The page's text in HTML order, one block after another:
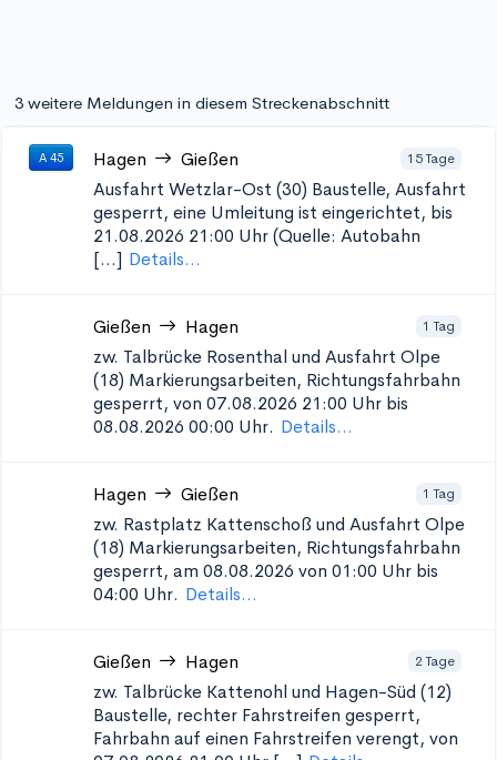
3 weitere Meldungen in diesem Streckenabschnitt
A 45 Hagen Gießen 15 Tage
Ausfahrt Wetzlar-Ost (30) Baustelle, Ausfahrt
gesperrt, eine Umleitung ist eingerichtet, bis
21.08.2026 21:00 Uhr (Quelle: Autobahn
[...] Details...
Gießen Hagen 1 Tag
zw. Talbrücke Rosenthal und Ausfahrt Olpe
(18) Markierungsarbeiten, Richtungsfahrbahn
gesperrt, von 07.08.2026 21:00 Uhr bis
08.08.2026 00:00 Uhr. Details...
Hagen Gießen 1 Tag
zw. Rastplatz Kattenschoß und Ausfahrt Olpe
(18) Markierungsarbeiten, Richtungsfahrbahn
gesperrt, am 08.08.2026 von 01:00 Uhr bis
04:00 Uhr. Details...
Gießen Hagen 2 Tage
zw. Talbrücke Kattenohl und Hagen-Süd (12)
Baustelle, rechter Fahrstreifen gesperrt,
Fahrbahn auf einen Fahrstreifen verengt, von